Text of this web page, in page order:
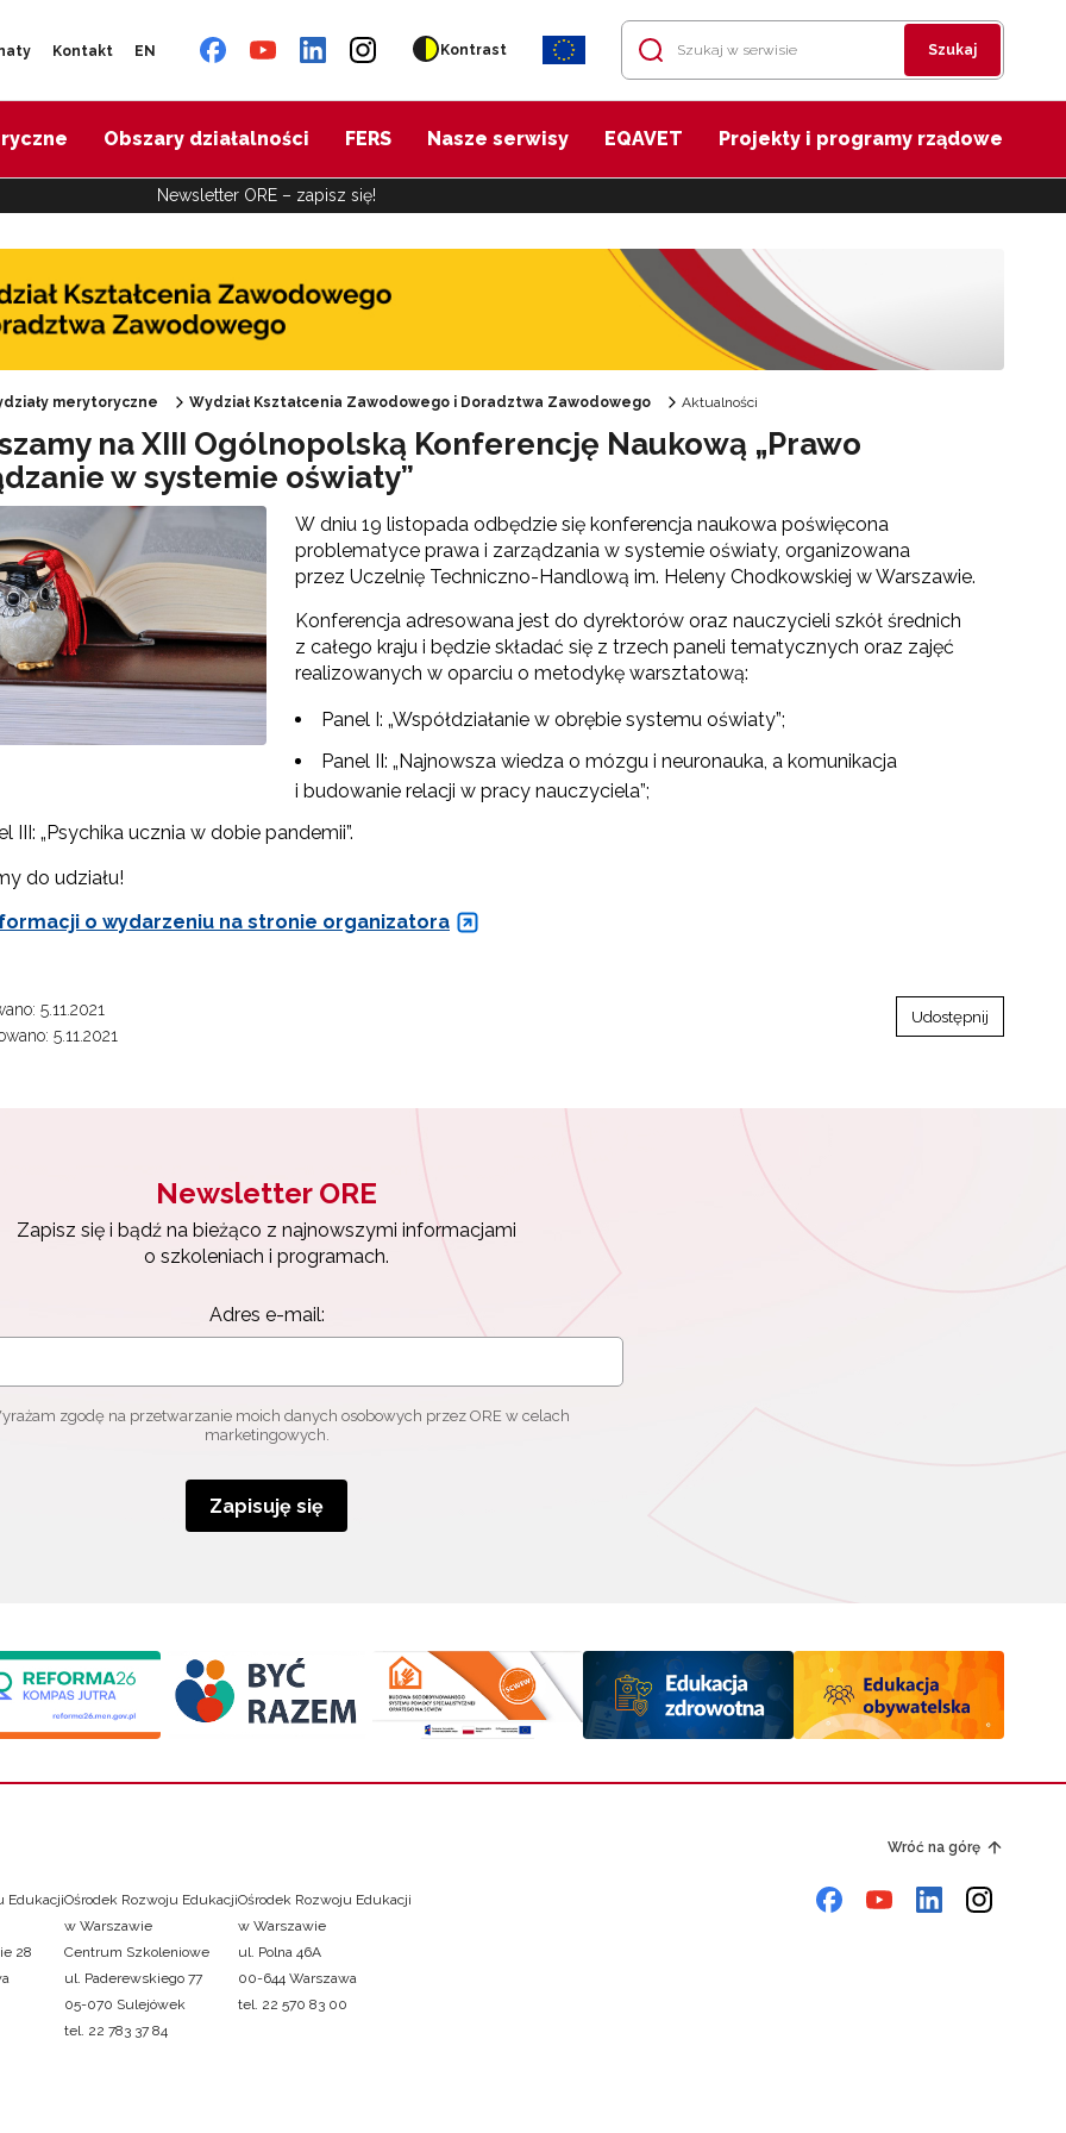
Kontakt EN Kontrast Szukaj
Obszary działalności FERS Nasze serwisy EQAVET Projekty i programy rządowe
Newsletter ORE – zapisz się!
doskonalenia"
branżowe"
wsparcia"
merytoryczne Wydział Kształcenia Zawodowego i Doradztwa Zawodowego Aktualności
na XIII Ogólnopolską Konferencję Naukową „Prawo
w systemie oświaty”
W dniu 19 listopada odbędzie się konferencja naukowa poświęcona
problematyce prawa i zarządzania w systemie oświaty, organizowana
przez Uczelnię Techniczno-Handlową im. Heleny Chodkowskiej w Warszawie.
Konferencja adresowana jest do dyrektorów oraz nauczycieli szkół średnich
z całego kraju i będzie składać się z trzech paneli tematycznych oraz zajęć
realizowanych w oparciu o metodykę warsztatową:
Panel I: „Współdziałanie w obrębie systemu oświaty”;
Panel II: „Najnowsza wiedza o mózgu i neuronauka, a komunikacja
i budowanie relacji w pracy nauczyciela”;
III: „Psychika ucznia w dobie pandemii”.
do udziału!
o wydarzeniu na stronie organizatora
5.11.2021
5.11.2021
Udostępnij
Newsletter ORE
Zapisz się i bądź na bieżąco z najnowszymi informacjami
o szkoleniach i programach.
Adres e-mail:
zgodę na przetwarzanie moich danych osobowych przez ORE w celach
marketingowych.
Zapisuję się
Wróć na górę
Edukacji
28
Ośrodek Rozwoju Edukacji
w Warszawie
Centrum Szkoleniowe
ul. Paderewskiego 77
05-070 Sulejówek
tel. 22 783 37 84
Ośrodek Rozwoju Edukacji
w Warszawie
ul. Polna 46A
00-644 Warszawa
tel. 22 570 83 00